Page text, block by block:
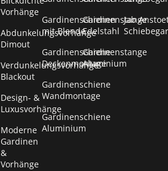
Vorhänge
Abdunkelungsvorhänge
Dimout
Verdunkelungsvorhänge
Blackout
Design- &
Luxusvorhänge
Moderne
Gardinen
&
Vorhänge
Gardinenschienen
mit Blende
Gardinenschiene
Deckenmontage
Gardinenschiene
Wandmontage
Gardinenschiene
Aluminium
Gardinenstange
Edelstahl
Gardinenstange
Aluminium
Jab